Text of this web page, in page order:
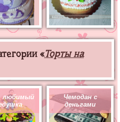
«Торты на
любимый
Чемодан с
деньгами